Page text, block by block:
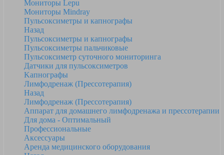
Мониторы Lepu
Мониторы Mindray
Пульсоксиметры и капнографы
Назад
Пульсоксиметры и капнографы
Пульсоксиметры пальчиковые
Пульсоксиметр суточного мониторинга
Датчики для пульсоксиметров
Kапнографы
Лимфодренаж (Прессотерапия)
Назад
Лимфодренаж (Прессотерапия)
Аппарат для домашнего лимфодренажа и прессотерапии
Для дома - Оптимальный
Профессиональные
Аксессуары
Аренда медицинского оборудования